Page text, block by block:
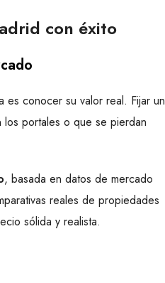
con éxito
conocer su valor real. Fijar un
portales o que se pierdan
, basada en datos de mercado
reales de propiedades
sólida y realista.